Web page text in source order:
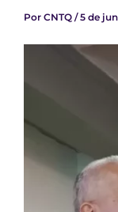
Por CNTQ /5 de